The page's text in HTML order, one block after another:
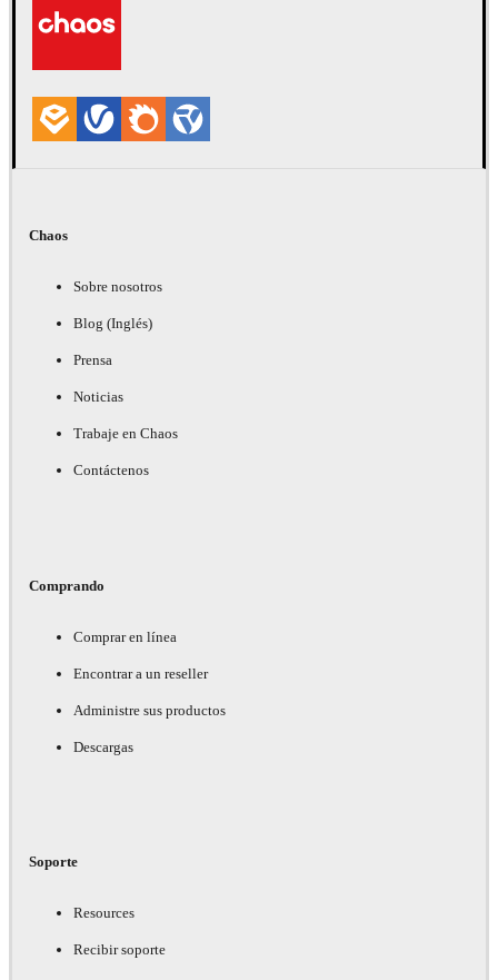
Chaos
Sobre nosotros
Blog (Inglés)
Prensa
Noticias
Trabaje en Chaos
Contáctenos
Comprando
Comprar en línea
Encontrar a un reseller
Administre sus productos
Descargas
Soporte
Resources
Recibir soporte